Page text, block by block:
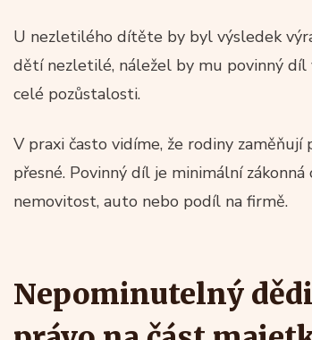
U nezletilého dítěte by byl výsledek
dětí nezletilé, náležel by mu povinný
celé pozůstalosti.
V praxi často vidíme, že rodiny
přesné. Povinný díl je minimální
nemovitost, auto nebo podíl na firmě.
Nepominutelný